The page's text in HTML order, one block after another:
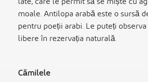
moale. Antilopa arabă este o sursă
pentru poeții arabi. Le puteți
libere în rezervația naturală.
Cămilele